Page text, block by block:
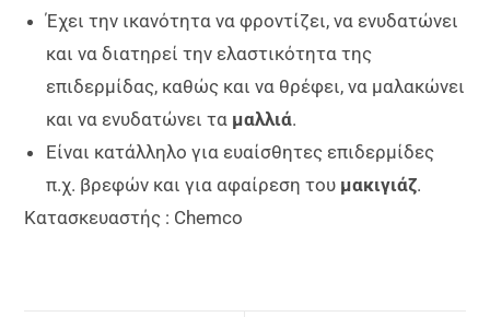
Έχει την ικανότητα να φροντίζει, να ενυδατώνει
και να διατηρεί την ελαστικότητα της
επιδερμίδας, καθώς και να θρέφει, να μαλακώνει
και να ενυδατώνει τα μαλλιά.
Είναι κατάλληλο για ευαίσθητες επιδερμίδες
π.χ. βρεφών και για αφαίρεση του μακιγιάζ.
Κατασκευαστής : Chemco